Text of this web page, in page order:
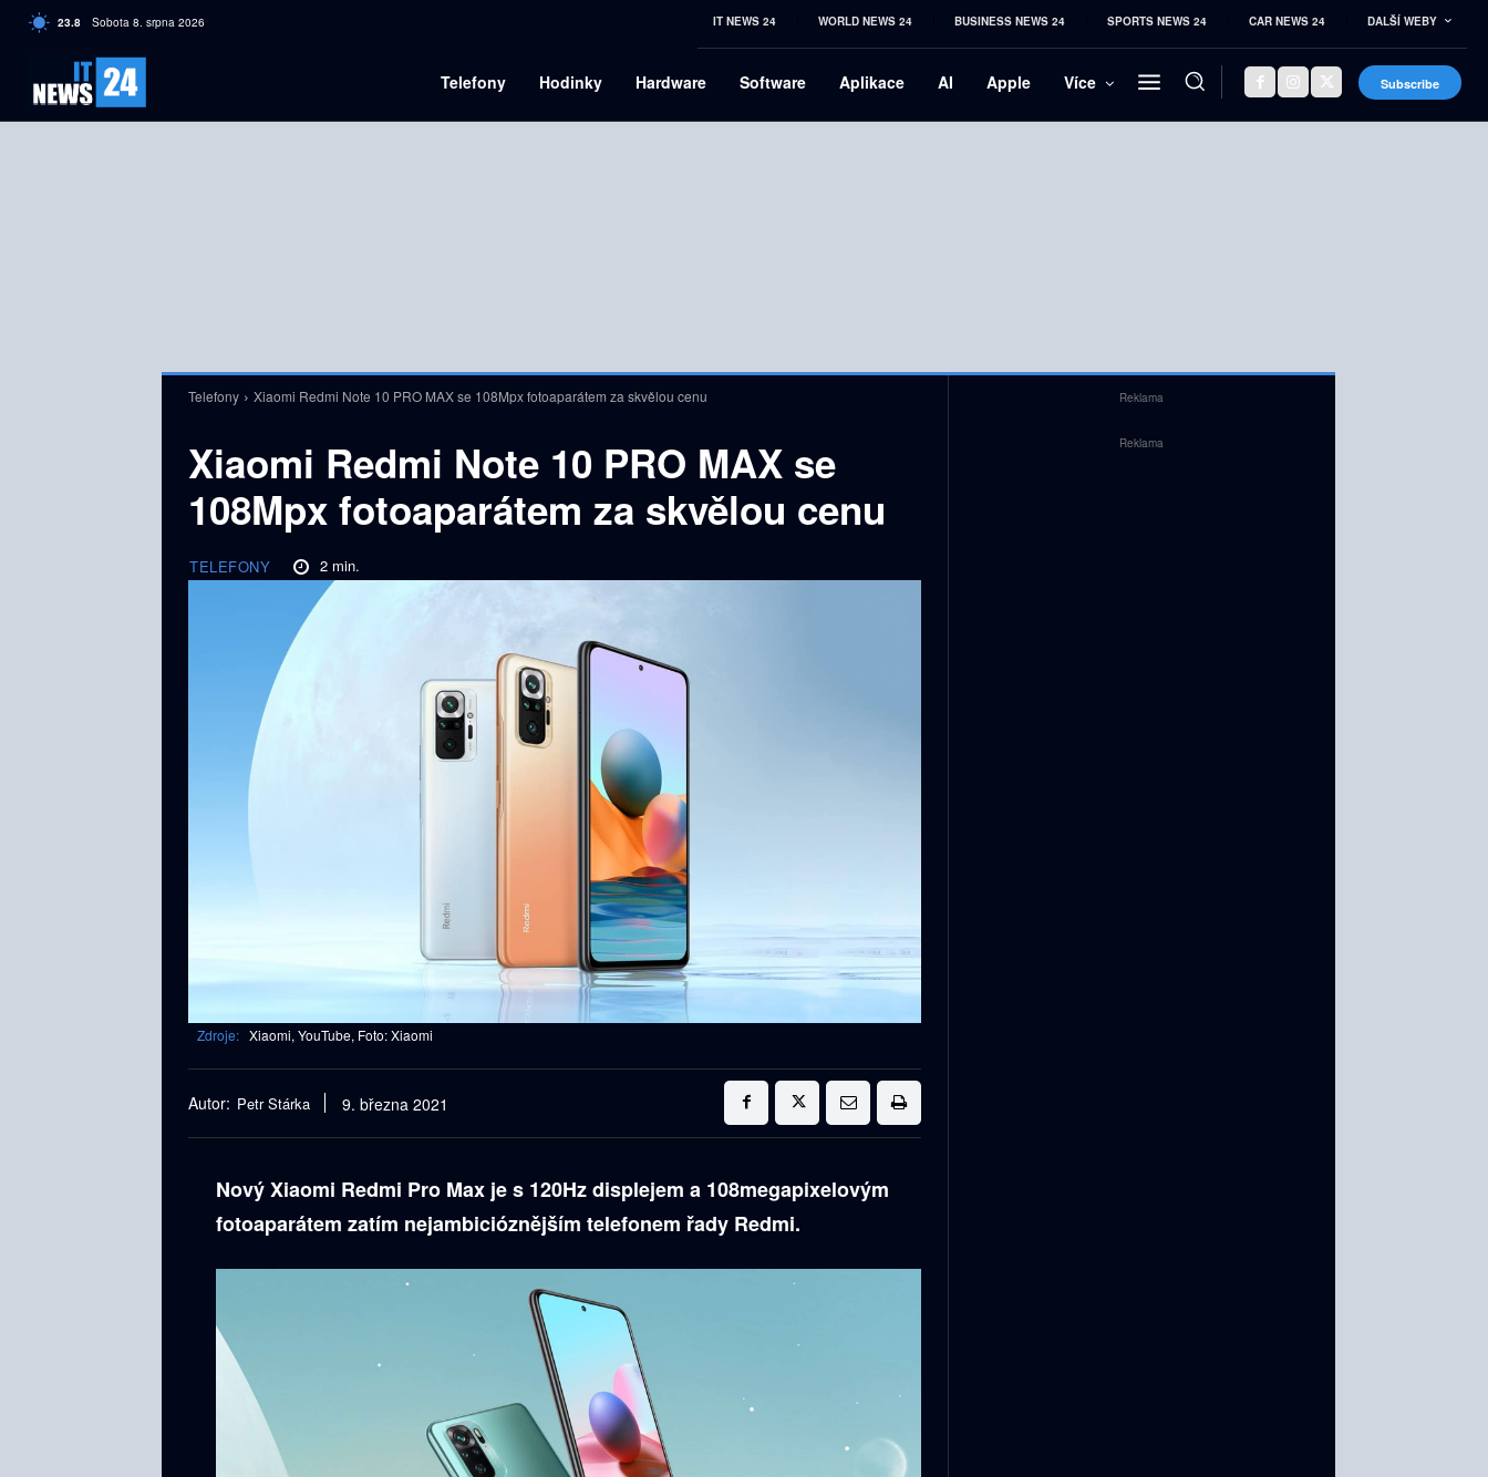
23.8 C Czech
Sobota 8. srpna 2026 IT NEWS 24 WORLD NEWS 24 BUSINESS NEWS 24 SPORTS NEWS 24 CAR NEWS 24 DALŠÍ WEBY
Telefony Hodinky Hardware Software Aplikace AI Apple Více Subscribe
Telefony Xiaomi Redmi Note 10 PRO MAX se 108Mpx fotoaparátem za skvělou cenu
Xiaomi Redmi Note 10 PRO MAX se
108Mpx fotoaparátem za skvělou cenu
TELEFONY 2 min.
Zdroje: Xiaomi, YouTube, Foto: Xiaomi
Autor: Petr Stárka 9. března 2021
Nový Xiaomi Redmi Pro Max je s 120Hz displejem a 108megapixelovým
fotoaparátem zatím nejambicióznějším telefonem řady Redmi.
Reklama
Reklama